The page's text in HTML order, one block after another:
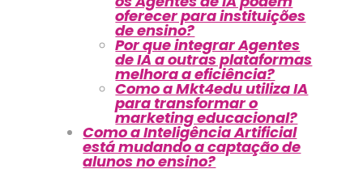
oferecer para instituições
de ensino?
Por que integrar Agentes
de IA a outras plataformas
melhora a eficiência?
Como a Mkt4edu utiliza IA
para transformar o
marketing educacional?
Como a Inteligência Artificial
está mudando a captação de
alunos no ensino?